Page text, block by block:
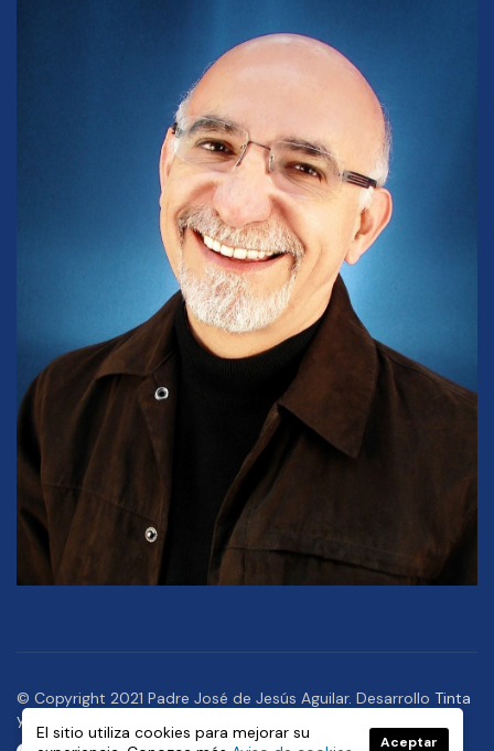
© Copyright 2021 Padre José de Jesús Aguilar. Desarrollo Tinta
y Pixel
El sitio utiliza cookies para mejorar su
Aceptar